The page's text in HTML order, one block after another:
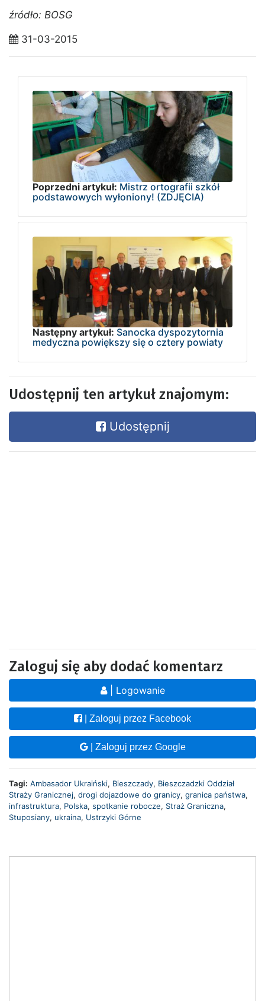
źródło: BOSG
31-03-2015
Poprzedni artykuł: Mistrz ortografii szkół
podstawowych wyłoniony! (ZDJĘCIA)
Następny artykuł: Sanocka dyspozytornia
medyczna powiększy się o cztery powiaty
Udostępnij ten artykuł znajomym:
Udostępnij
Zaloguj się aby dodać komentarz
| Logowanie
| Zaloguj przez Facebook
| Zaloguj przez Google
Tagi: Ambasador Ukraiński, Bieszczady, Bieszczadzki Oddział
Straży Granicznej, drogi dojazdowe do granicy, granica państwa,
infrastruktura, Polska, spotkanie robocze, Straż Graniczna,
Stuposiany, ukraina, Ustrzyki Górne